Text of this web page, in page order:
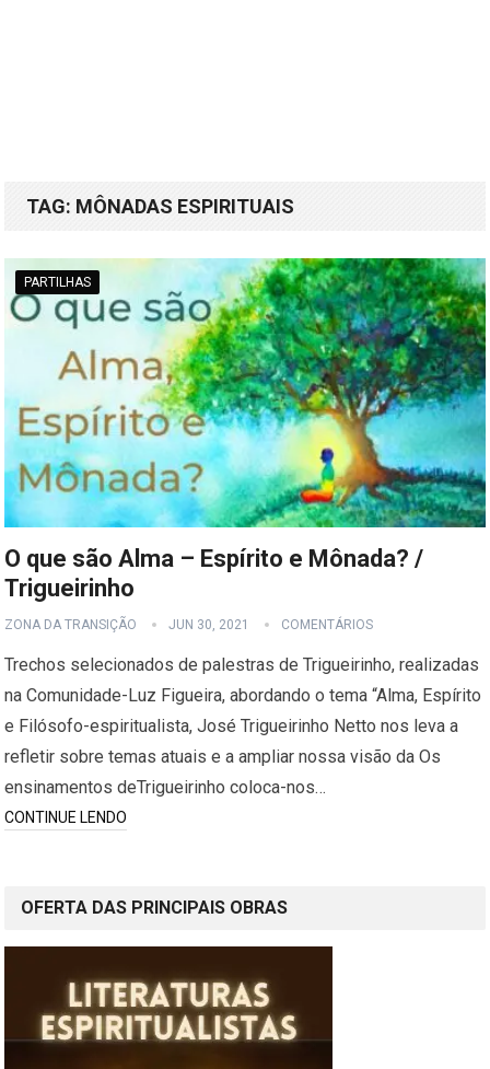
TAG: MÔNADAS ESPIRITUAIS
PARTILHAS
O que são Alma – Espírito e Mônada? /
Trigueirinho
ZONA DA TRANSIÇÃO JUN 30, 2021 COMENTÁRIOS
Trechos selecionados de palestras de Trigueirinho, realizadas
na Comunidade-Luz Figueira, abordando o tema “Alma, Espírito
e Filósofo-espiritualista, José Trigueirinho Netto nos leva a
refletir sobre temas atuais e a ampliar nossa visão da Os
ensinamentos deTrigueirinho coloca-nos…
CONTINUE LENDO
OFERTA DAS PRINCIPAIS OBRAS